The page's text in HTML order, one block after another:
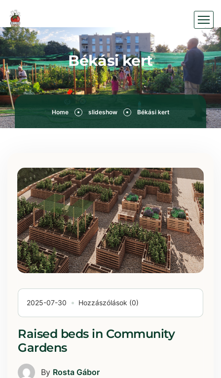
Békási kert
Home slideshow Békási kert
2025-07-30 Hozzászólások (0)
Raised beds in Community
Gardens
By Rosta Gábor